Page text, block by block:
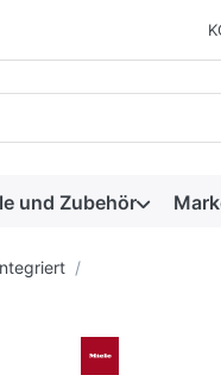
erscheinen
und Zubehör